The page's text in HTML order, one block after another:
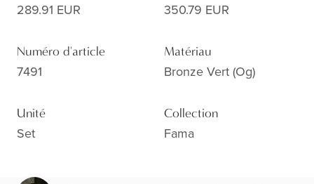
289.91 EUR 350.79 EUR
Numéro d'article
7491
Matériau
Bronze Vert (og)
Unité
Set
Collection
Fama